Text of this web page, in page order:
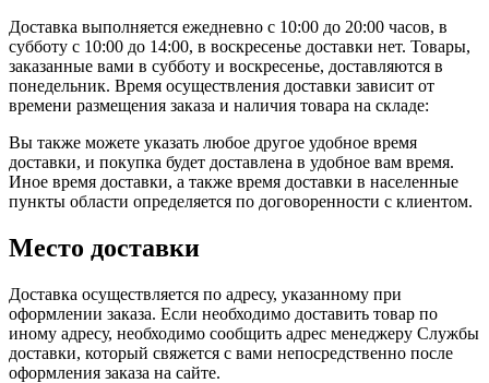
Доставка выполняется ежедневно с 10:00 до 20:00 часов, в
субботу с 10:00 до 14:00, в воскресенье доставки нет. Товары,
заказанные вами в субботу и воскресенье, доставляются в
понедельник. Время осуществления доставки зависит от
времени размещения заказа и наличия товара на складе:
Вы также можете указать любое другое удобное время
доставки, и покупка будет доставлена в удобное вам время.
Иное время доставки, а также время доставки в населенные
пункты области определяется по договоренности с клиентом.
Место доставки
Доставка осуществляется по адресу, указанному при
оформлении заказа. Если необходимо доставить товар по
иному адресу, необходимо сообщить адрес менеджеру Службы
доставки, который свяжется с вами непосредственно после
оформления заказа на сайте.